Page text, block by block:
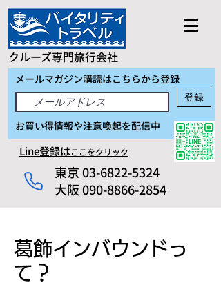
クルーズ専門旅行会社
メールマガジン購読はこちらから登録
登録
お買い得情報や注意喚起を配信中
Line登録はここをクリック
東京03-6822-5324
大阪 090-8866-2854
葛飾インバウンドっ
て？